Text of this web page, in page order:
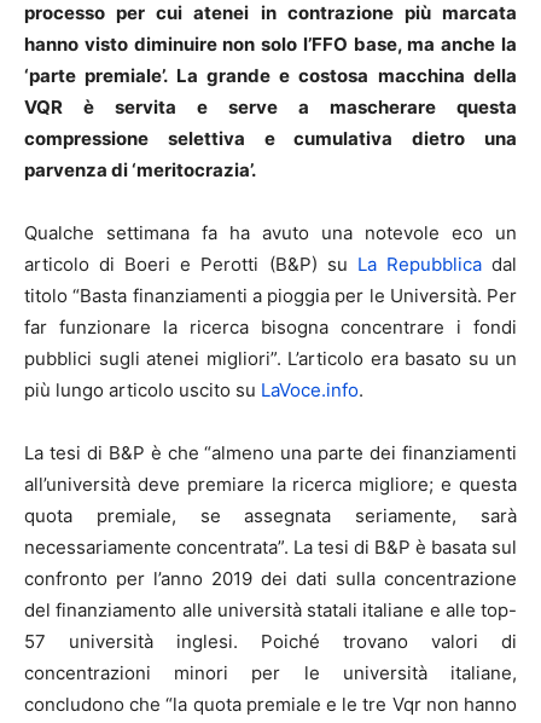
processo per cui atenei in contrazione più marcata
hanno visto diminuire non solo l’FFO base, ma anche la
‘parte premiale’. La grande e costosa macchina della
VQR è servita e serve a mascherare questa
compressione selettiva e cumulativa dietro una
parvenza di ‘meritocrazia’.
Qualche settimana fa ha avuto una notevole eco un
articolo di Boeri e Perotti (B&P) su La Repubblicadal
titolo “Basta finanziamenti a pioggia per le Università. Per
far funzionare la ricerca bisogna concentrare i fondi
pubblici sugli atenei migliori”. L’articolo era basato su un
più lungo articolo uscito su LaVoce.info.
La tesi di B&P è che “almeno una parte dei finanziamenti
all’università deve premiare la ricerca migliore; e questa
quota premiale, se assegnata seriamente, sarà
necessariamente concentrata”. La tesi di B&P è basata sul
confronto per l’anno 2019 dei dati sulla concentrazione
del finanziamento alle università statali italiane e alle top-
57 università inglesi. Poiché trovano valori di
concentrazioni minori per le università italiane,
concludono che “la quota premiale e le tre Vqr non hanno